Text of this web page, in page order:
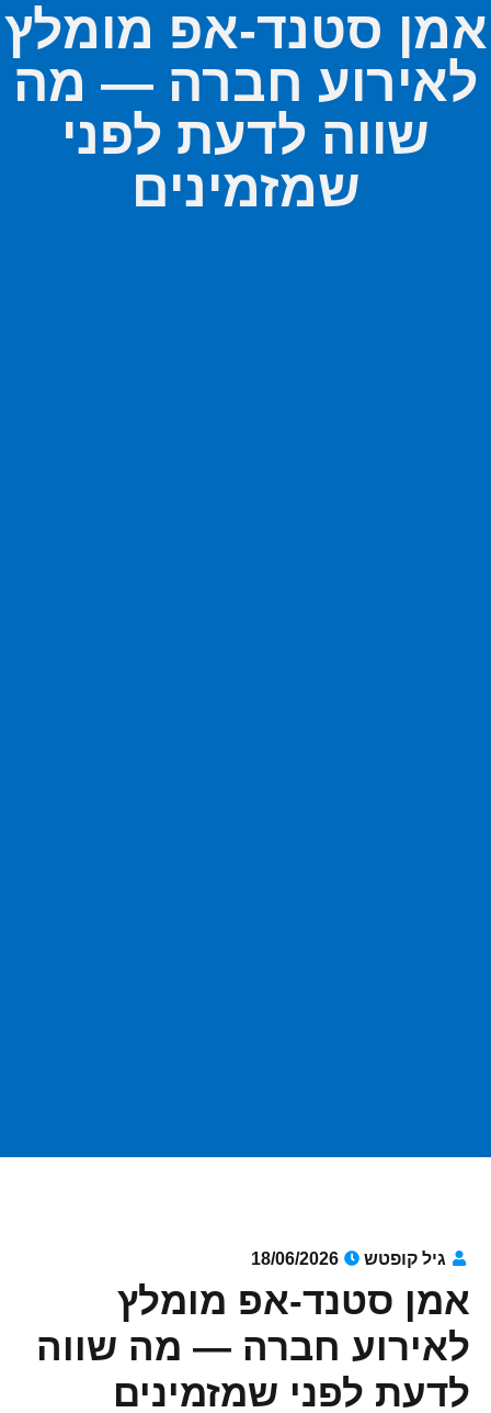
אמן סטנד-אפ מומלץ
לאירוע חברה — מה
שווה לדעת לפני
שמזמינים
גיל קופטש 18/06/2026
אמן סטנד-אפ מומלץ
לאירוע חברה — מה שווה
לדעת לפני שמזמינים